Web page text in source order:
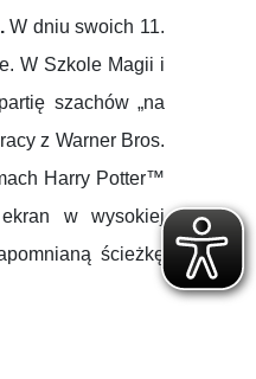
W dniu swoich 11.
W Szkole Magii i
szachów „na
z Warner Bros.
Harry Potter™
w wysokiej
ścieżkę